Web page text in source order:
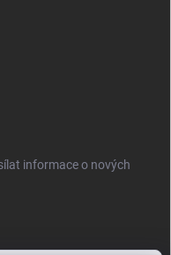
informace o nových